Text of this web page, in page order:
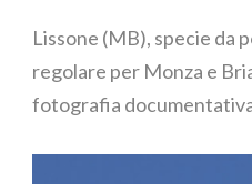
Lissone (MB), specie da
regolare per Monza e
fotografia